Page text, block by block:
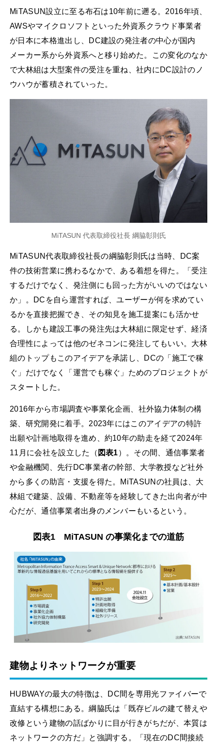
MiTASUN設立に至る布石は10年前に遡る。2016年頃、
AWSやマイクロソフトといった外資系クラウド事業者
が日本に本格進出し、DC建設の発注者の中心が国内
メーカー系から外資系へと移り始めた。この変化のなか
で大林組は大型案件の受注を重ね、社内にDC設計のノ
ウハウが蓄積されていった。
MiTASUN 代表取締役社長 綱脇彰則氏
MiTASUN代表取締役社長の綱脇彰則氏は当時、DC案
件の技術営業に携わるなかで、ある着想を得た。「受注
するだけでなく、発注側にも回った方がいいのではない
か」。DCを自ら運営すれば、ユーザーが何を求めてい
るかを直接把握でき、その知見を施工提案にも活かせ
る。しかも建設工事の発注先は大林組に限定せず、経済
合理性によっては他のゼネコンに発注してもいい。大林
組のトップもこのアイデアを承諾し、DCの「施工で稼
ぐ」だけでなく「運営でも稼ぐ」ためのプロジェクトが
スタートした。
2016年から市場調査や事業化企画、社外協力体制の構
築、研究開発に着手。2023年にはこのアイデアの特許
出願や計画地取得を進め、約10年の助走を経て2024年
11月に会社を設立した（ 図表1）。その間、通信事業者
や金融機関、先行DC事業者の幹部、大学教授など社外
から多くの助言・支援を得た。MiTASUNの社員は、大
林組で建築、設備、不動産等を経験してきた出向者が中
心だが、通信事業者出身のメンバーもいるという。
図表1 MiTASUN の事業化までの道筋
建物よりネットワークが重要
HUBWAYの最大の特徴は、DC間を専用光ファイバーで
直結する構想にある。綱脇氏は「既存ビルの建て替えや
改修という建物の話ばかりに目が行きがちだが、本質は
ネットワークの方だ」と強調する。「現在のDC間接続